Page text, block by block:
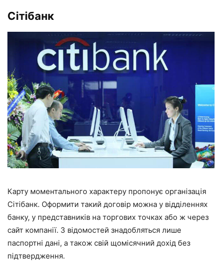
Сітібанк
Карту моментального характеру пропонує організація
Сітібанк. Оформити такий договір можна у відділеннях
банку, у представників на торгових точках або ж через
сайт компанії. З відомостей знадобляться лише
паспортні дані, а також свій щомісячний дохід без
підтвердження.